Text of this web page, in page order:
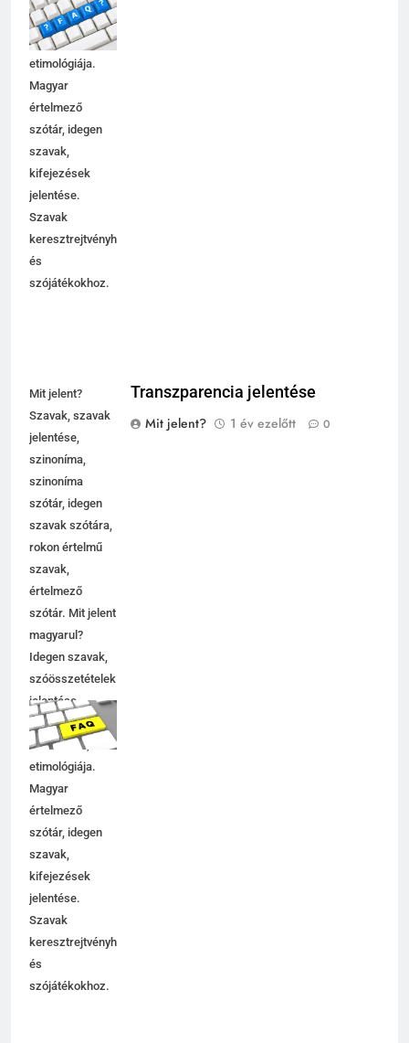
magyarázata,
használata,
etimológiája.
Magyar
értelmező
szótár, idegen
szavak,
kifejezések
jelentése.
Szavak
keresztrejtvényhez
és
szójátékokhoz.
Mit jelent?
Szavak, szavak
jelentése,
szinoníma,
szinoníma
szótár, idegen
szavak szótára,
rokon értelmű
szavak,
értelmező
szótár. Mit jelent
magyarul?
Idegen szavak,
szóösszetételek
jelentése,
magyarázata,
használata,
etimológiája.
Magyar
értelmező
szótár, idegen
szavak,
kifejezések
jelentése.
Szavak
keresztrejtvényhez
és
szójátékokhoz.
Transzparencia jelentése
Mit jelent?
1 év ezelőtt 0